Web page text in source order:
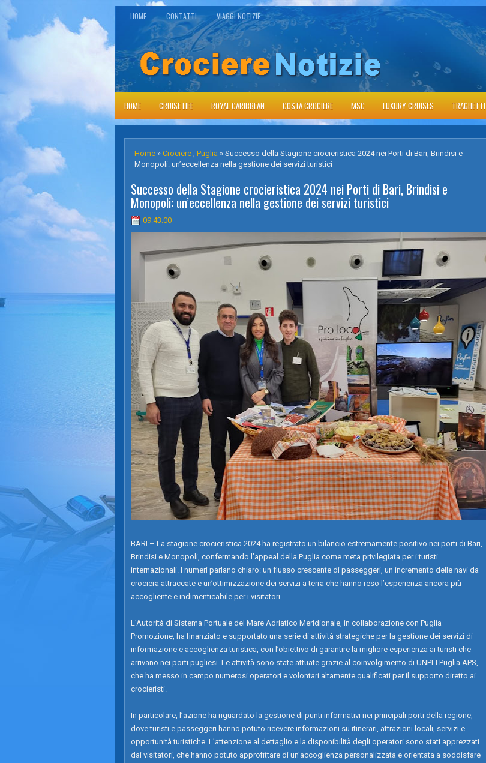
HOME CONTATTI VIAGGI NOTIZIE
HOME CRUISE LIFE ROYAL CARIBBEAN COSTA CROCIERE MSC LUXURY CRUISES TRAGHETTI
Home » Crociere , Puglia » Successo della Stagione crocieristica 2024 nei Porti di Bari, Brindisi e
Monopoli: un’eccellenza nella gestione dei servizi turistici
Successo della Stagione crocieristica 2024 nei Porti di Bari, Brindisi e
Monopoli: un’eccellenza nella gestione dei servizi turistici
09:43:00
BARI – La stagione crocieristica 2024 ha registrato un bilancio estremamente positivo nei porti di Bari,
Brindisi e Monopoli, confermando l’appeal della Puglia come meta privilegiata per i turisti
internazionali. I numeri parlano chiaro: un flusso crescente di passeggeri, un incremento delle navi da
crociera attraccate e un’ottimizzazione dei servizi a terra che hanno reso l’esperienza ancora più
accogliente e indimenticabile per i visitatori.
L’Autorità di Sistema Portuale del Mare Adriatico Meridionale, in collaborazione con Puglia
Promozione, ha finanziato e supportato una serie di attività strategiche per la gestione dei servizi di
informazione e accoglienza turistica, con l’obiettivo di garantire la migliore esperienza ai turisti che
arrivano nei porti pugliesi. Le attività sono state attuate grazie al coinvolgimento di UNPLI Puglia APS,
che ha messo in campo numerosi operatori e volontari altamente qualificati per il supporto diretto ai
crocieristi.
In particolare, l’azione ha riguardato la gestione di punti informativi nei principali porti della regione,
dove turisti e passeggeri hanno potuto ricevere informazioni su itinerari, attrazioni locali, servizi e
opportunità turistiche. L’attenzione al dettaglio e la disponibilità degli operatori sono stati apprezzati
dai visitatori, che hanno potuto approfittare di un'accoglienza personalizzata e orientata a soddisfare